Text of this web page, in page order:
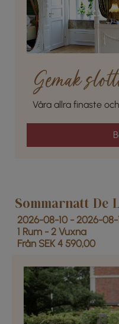
Gemak
Våra allra finaste
Sommarnatt De
2026-08-10 - 2026-08-
1 Rum - 2 Vuxna
Från SEK 4 590,00